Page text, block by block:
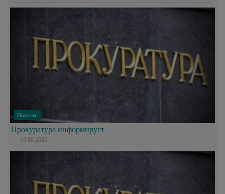
Новости
Прокуратура информирует
10.06.2026